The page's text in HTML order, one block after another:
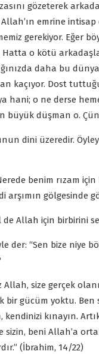
gözeterek
emrine
gerekiyor. Eğer
Hatta o kötü
daha bu
kaçıyor. Dost
hani; o ne derse
büyük düşman o.
dini üzeredir.
benim rızam
gölgesinde
Allah için birbirini
der: “Sen bize niye
size gerçek
gücüm yoktu. Ben
kınayın.
sizin, beni Allah’a
(İbrahim, 14/22)